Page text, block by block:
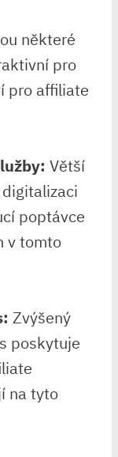
některé
pro
pro affiliate
Větší
poptávce
v tomto
Zvýšený
poskytuje
na tyto